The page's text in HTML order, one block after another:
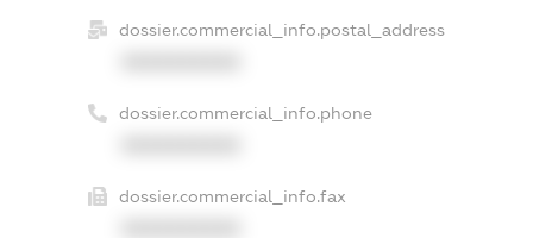
dossier.commercial_info.postal_address
dossier.commercial_info.phone
dossier.commercial_info.fax